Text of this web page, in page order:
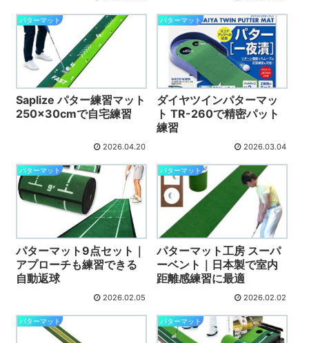
パターマット
Saplize パター練習マット
250x30cmで自宅練習
2026.04.20
パターマット
ダイヤツインパターマッ
ト TR-260で精密パット
練習
2026.03.04
パターマット
パターマット9点セット｜
アプローチも練習できる
自動返球
2026.02.05
パターマット
パターマット工房 スーパ
ーベント｜日本製で室内
距離感練習に最適
2026.02.02
パターマット パターマット